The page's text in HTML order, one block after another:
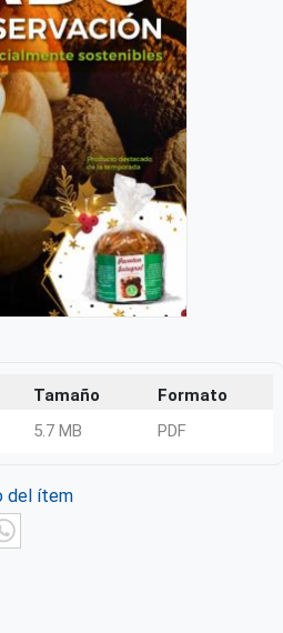
Tamaño
Formato
5.7 MB PDF
del ítem